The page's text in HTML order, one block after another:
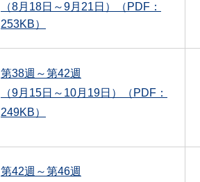
（8月18日～9月21日）（PDF：
253KB）
第38週～第42週
（9月15日～10月19日）（PDF：
249KB）
第42週～第46週